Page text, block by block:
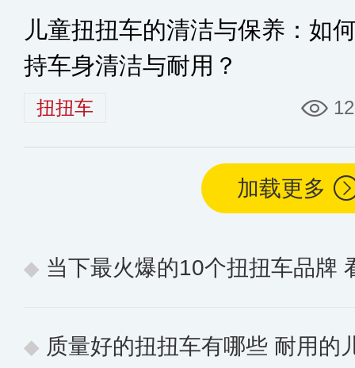
儿童扭扭车的清洁与保养：如
持车身清洁与耐用？
扭扭车
加载更多
当下最火爆的10个扭扭车品牌
质量好的扭扭车有哪些 耐用的